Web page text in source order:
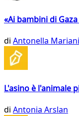
«Ai bambini di
di Antonella Mariani
L'asino è l'animale
di Antonia Arslan